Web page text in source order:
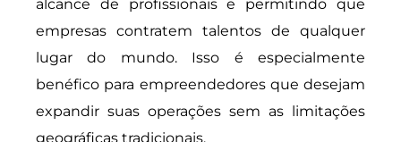
alcance de profissionais e permitindo que
empresas contratem talentos de qualquer
lugar do mundo. Isso é especialmente
benéfico para empreendedores que desejam
expandir suas operações sem as limitações
geográficas tradicionais.